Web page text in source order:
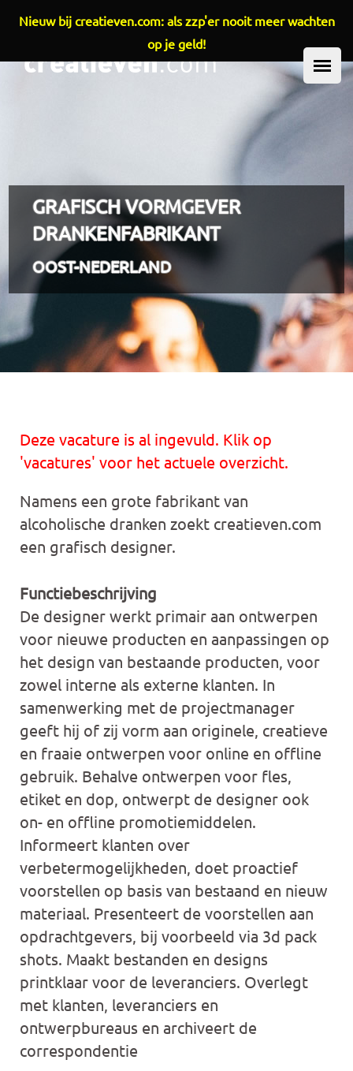
Overslaan en naar de inhoud gaan
GRAFISCH VORMGEVER
DRANKENFABRIKANT
OOST-NEDERLAND
Deze vacature is al ingevuld. Klik op
'vacatures' voor het actuele overzicht.
Namens een grote fabrikant van
alcoholische dranken zoekt creatieven.com
een grafisch designer.
Functiebeschrijving
De designer werkt primair aan ontwerpen
voor nieuwe producten en aanpassingen op
het design van bestaande producten, voor
zowel interne als externe klanten. In
samenwerking met de projectmanager
geeft hij of zij vorm aan originele, creatieve
en fraaie ontwerpen voor online en offline
gebruik. Behalve ontwerpen voor fles,
etiket en dop, ontwerpt de designer ook
on- en offline promotiemiddelen.
Informeert klanten over
verbetermogelijkheden, doet proactief
voorstellen op basis van bestaand en nieuw
materiaal. Presenteert de voorstellen aan
opdrachtgevers, bij voorbeeld via 3d pack
shots. Maakt bestanden en designs
printklaar voor de leveranciers. Overlegt
met klanten, leveranciers en
ontwerpbureaus en archiveert de
correspondentie
Nieuw bij creatieven.com: als zzp'er nooit meer wachten
op je geld!